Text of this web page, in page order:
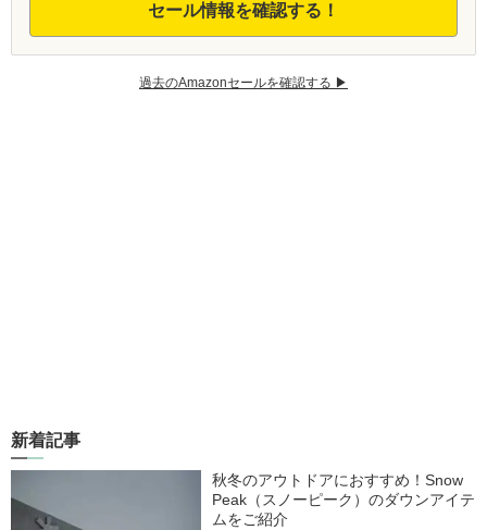
セール情報を確認する！
過去のAmazonセールを確認する ▶︎
新着記事
秋冬のアウトドアにおすすめ！Snow
Peak（スノーピーク）のダウンアイテ
ムをご紹介